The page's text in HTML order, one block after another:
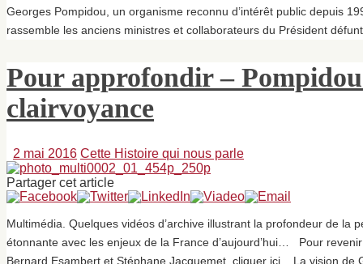
Georges Pompidou, un organisme reconnu d’intérêt public depuis
rassemble les anciens ministres et collaborateurs du Président
Pour approfondir –
clairvoyance
2 mai 2016 Cette Histoire qui nous parle
Partager cet article
Multimédia. Quelques vidéos d’archive illustrant la profondeur de la
étonnante avec les enjeux de la France d’aujourd’hui… Pour
Bernard Esambert et Stéphane Jacquemet, cliquer ici. La vision de